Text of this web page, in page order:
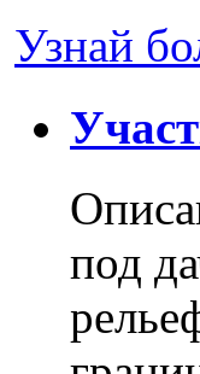
Узнай
под